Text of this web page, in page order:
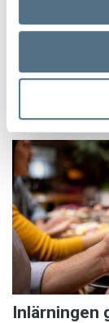
INGÅR I
Inlärningen